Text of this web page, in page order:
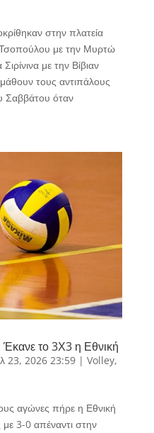
στην πλατεία
με την Μυρτώ
με την Βίβιαν
τους αντιπάλους
Σαββάτου όταν
Έκανε το 3Χ3 η Εθνική
23, 2026 23:59| Volley,
αγώνες πήρε η Εθνική
3-0 απέναντι στην